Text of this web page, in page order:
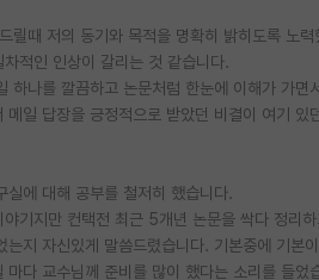
릴때 저의 동기와 목적을 명확히 밝히도록 노
적인 인상이 갈리는 것 같습니다.
하나를 깔끔하고 논문처럼 한눈에 이해가 가
메일 답장을 긍정적으로 받았던 비결이 여기
실에 대해 공부를 철저히 했습니다.
기지만 컨택전 최근 5개년 논문을 싹다 정리
는지 자신있게 말씀드렸습니다. 기본중에 기본
마다 교수님께 준비를 많이 했다는 소리를 들었